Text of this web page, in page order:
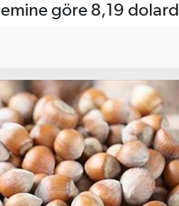
göre 8,19